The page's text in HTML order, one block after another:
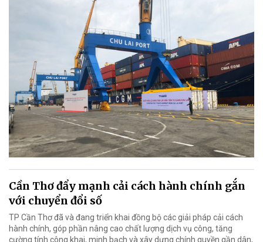
Cần Thơ đẩy mạnh cải cách hành chính gắn
với chuyển đổi số
TP Cần Thơ đã và đang triển khai đồng bộ các giải pháp cải cách
hành chính, góp phần nâng cao chất lượng dịch vụ công, tăng
cường tính công khai, minh bạch và xây dựng chính quyền gần dân,